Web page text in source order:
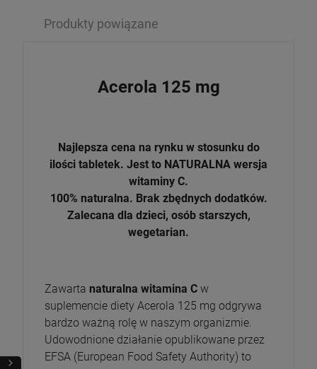
Produkty powiązane
Acerola 125 mg
Najlepsza cena na rynku w stosunku do
ilości tabletek. Jest to NATURALNA wersja
witaminy C.
100% naturalna. Brak zbędnych dodatków.
Zalecana dla dzieci, osób starszych,
wegetarian.
Zawarta naturalna witamina C w
suplemencie diety Acerola 125 mg odgrywa
bardzo ważną rolę w naszym organizmie.
Udowodnione działanie opublikowane przez
EFSA (European Food Safety Authority) to